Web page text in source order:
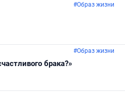
#Образ жизни
#Образ жизни
брака?»